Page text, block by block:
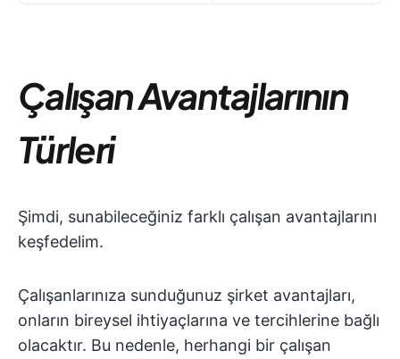
Çalışan Avantajlarının
Türleri
Şimdi, sunabileceğiniz farklı çalışan avantajlarını
keşfedelim.
Çalışanlarınıza sunduğunuz şirket avantajları,
onların bireysel ihtiyaçlarına ve tercihlerine bağlı
olacaktır. Bu nedenle, herhangi bir çalışan